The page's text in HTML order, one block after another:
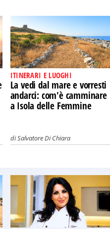
ITINERARI E LUOGHI
La vedi dal mare e vorresti
andarci: com'è camminare
a Isola delle Femmine
diSalvatore Di Chiara